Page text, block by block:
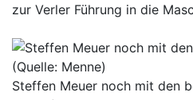
zur Verler Führung in die
Steffen Meuer noch mit den